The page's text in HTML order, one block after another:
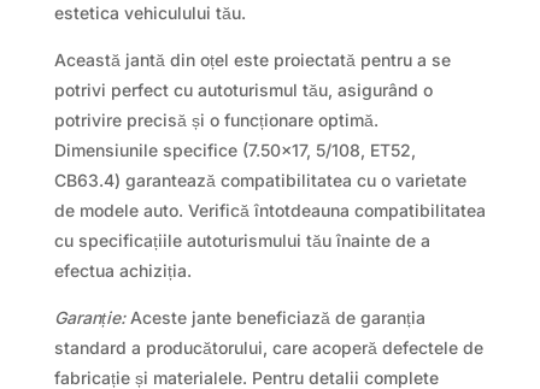
estetica vehiculului tău.
Această jantă din oțel este proiectată pentru a se
potrivi perfect cu autoturismul tău, asigurând o
potrivire precisă și o funcționare optimă.
Dimensiunile specifice (7.50×17, 5/108, ET52,
CB63.4) garantează compatibilitatea cu o varietate
de modele auto. Verifică întotdeauna compatibilitatea
cu specificațiile autoturismului tău înainte de a
efectua achiziția.
Garanție:Aceste jante beneficiază de garanția
standard a producătorului, care acoperă defectele de
fabricație și materialele. Pentru detalii complete